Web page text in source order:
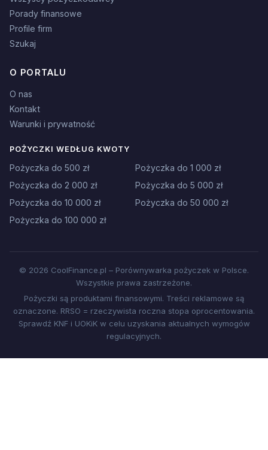
Porady finansowe
Profile firm
Szukaj
O PORTALU
O nas
Kontakt
Warunki i prywatność
POŻYCZKI WEDŁUG KWOTY
Pożyczka do 500 zł
Pożyczka do 1 000 zł
Pożyczka do 2 000 zł
Pożyczka do 5 000 zł
Pożyczka do 10 000 zł
Pożyczka do 50 000 zł
Pożyczka do 100 000 zł
© 2026 CoolFinance.pl – Porównywarka pożyczek w Polsce.
Wszystkie prawa zastrzeżone.
Pożyczki są produktami finansowymi. Treści reklamowe są
oznaczone. RRSO = rzeczywista roczna stopa oprocentowania.
Sprawdź KNF i UOKiK w celu uzyskania aktualnych wymogów
regulacyjnych.